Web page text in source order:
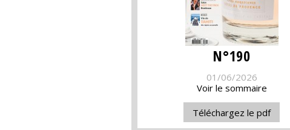
N°190
01/06/2026
Voir le sommaire
Téléchargez le pdf